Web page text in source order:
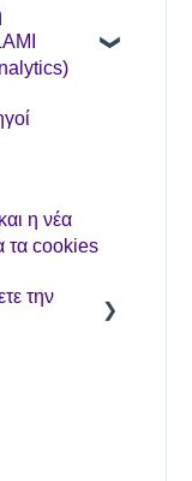
η νέα
τα cookies
την